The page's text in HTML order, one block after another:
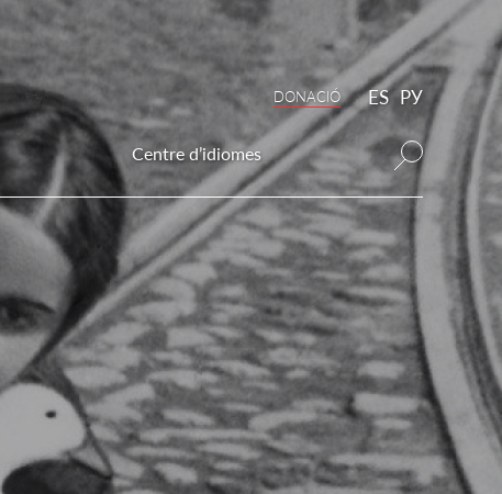
DONAСIÓ ES РУ
Centre d’idiomes